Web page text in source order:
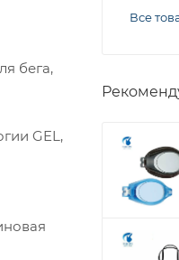
бега,
GEL,
Все